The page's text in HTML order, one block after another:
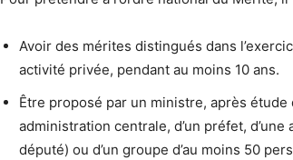
Avoir des mérites distingués dans
activité privée, pendant au moins 10 ans.
Être proposé par un ministre, après étude
administration centrale, d’un préfet,
député) ou d’un groupe d’au moins 50